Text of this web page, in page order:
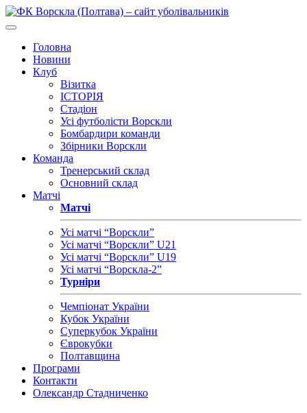
Головна
Новини
Клуб
Візитка
ІСТОРІЯ
Стадіон
Усі футболісти Ворскли
Бомбардири команди
Збірники Ворскли
Команда
Тренерський склад
Основний склад
Матчі
Матчі
Усі матчі “Ворскли”
Усі матчі “Ворскли” U21
Усі матчі “Ворскли” U19
Усі матчі “Ворскла-2”
Турніри
Чемпіонат України
Кубок України
Суперкубок України
Єврокубки
Полтавщина
Програми
Контакти
Олександр Стадниченко